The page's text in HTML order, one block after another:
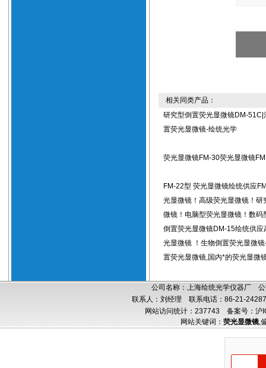
相关同类产品：
研究型倒置荧光显微镜DM-51C|
置荧光显微镜-绘统光学
荧光显微镜FM-30荧光显微镜
FM-22型 荧光显微镜绘统供应
光显微镜！高级荧光显微镜！研
微镜！电脑型荧光显微镜！数码
倒置荧光显微镜DM-15绘统供应
光显微镜 ！生物倒置荧光显微
置荧光显微镜,国内*的荧光显微
公司名称：上海绘统光学仪器厂
联系人：刘经理 联系电话：86-21-
网站访问统计：237743 备案号：沪
网站关键词： 荧光显微镜,